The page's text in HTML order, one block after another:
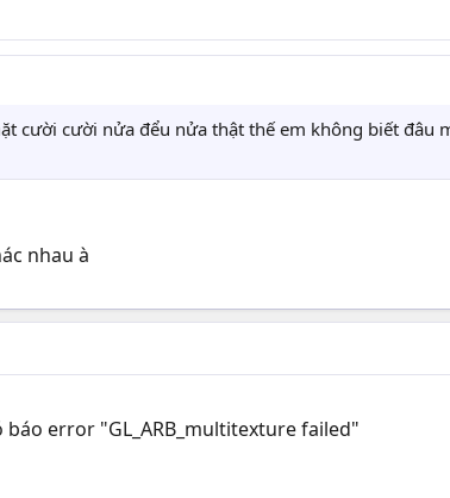
cười cười nửa đểu nửa thật thế em không biết đâu
nhau à
error "GL_ARB_multitexture failed"